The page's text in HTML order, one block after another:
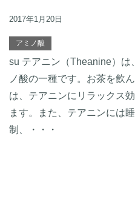
2017年1月20日
アミノ酸
su テアニン（Theanine）は
ノ酸の一種です。お茶を飲
は、テアニンにリラックス
ます。また、テアニンには
制、・・・